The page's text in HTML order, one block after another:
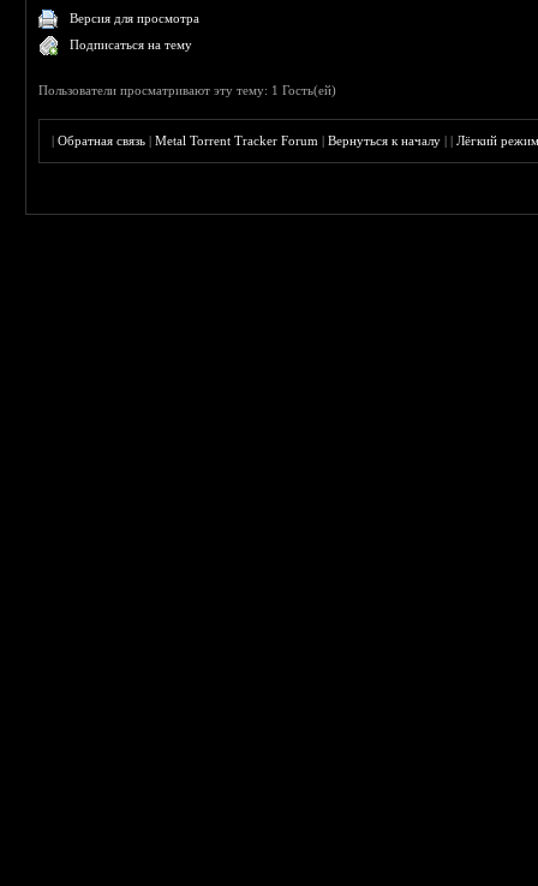
Версия для просмотра
Подписаться на тему
Пользователи просматривают эту тему: 1 Гость(ей)
|Обратная связь |Metal Torrent Tracker Forum |Вернуться к началу ||Лёгкий